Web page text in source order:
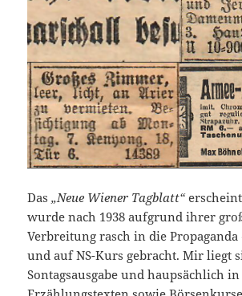
Das„Neue Wiener Tagblatt“erscheint
wurde nach 1938 aufgrund ihrer
Verbreitung rasch in die
und auf NS-Kurs gebracht. Mir liegt
Sontagsausgabe und haupsächlich in